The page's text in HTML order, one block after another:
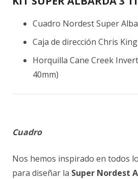
Cuadro Nordest Super
Caja de dirección Chris
Horquilla Cane Creek
40mm)
Cuadro
Nos hemos inspirado en todos
para diseñar la Super Nordest